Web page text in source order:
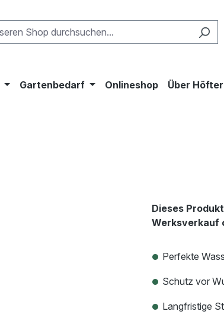
Gartenbedarf Onlineshop Über Höfter
Dieses
Werksverkauf
Perfekte
Schutz vor
Langfristige